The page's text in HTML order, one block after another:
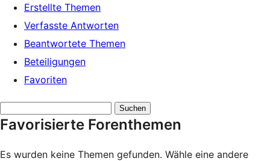
Erstellte Themen
Verfasste Antworten
Beantwortete Themen
Beteiligungen
Favoriten
suchen:
Favorisierte Forenthemen
Es wurden keine Themen gefunden. Wähle eine andere